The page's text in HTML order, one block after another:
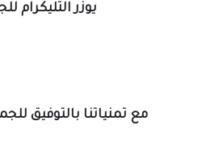
يوزر التليكرام لل
مع تمنياتنا بالتوفيق